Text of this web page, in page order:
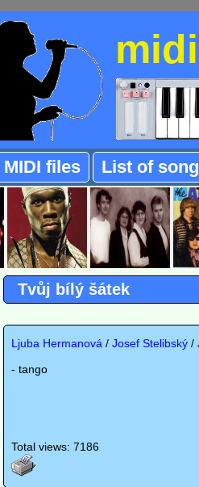
MIDI files List of
Tvůj bílý šátek
Ljuba Hermanová / Josef Stelibský /
- tango
Total views: 7186